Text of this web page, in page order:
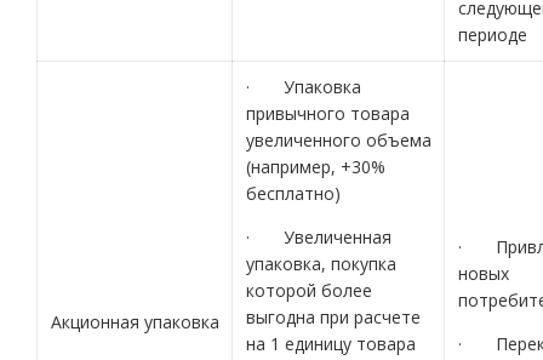
периоде
Акционная упаковка
· Упаковка
привычного товара
увеличенного объема
(например, +30%
бесплатно)
· Увеличенная
упаковка, покупка
которой более
выгодна при расчете
на 1 единицу товара
·
новых
·